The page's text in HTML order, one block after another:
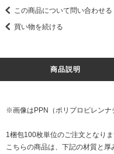
この商品について問い合わせる
買い物を続ける
商品説明
※画像はPPN（ポリプロピレンナ
1梱包100枚単位のご注文となりま
こちらの商品は、下記の材質と厚